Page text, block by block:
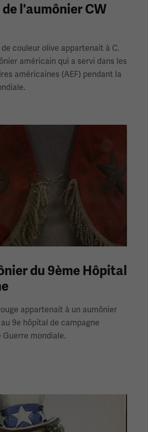
de l'aumônier CW
couleur olive appartenait à C.
américain qui a servi dans les
américaines (AEF) pendant la
du 9ème Hôpital
appartenait à un aumônier
9e hôpital de campagne
mondiale.